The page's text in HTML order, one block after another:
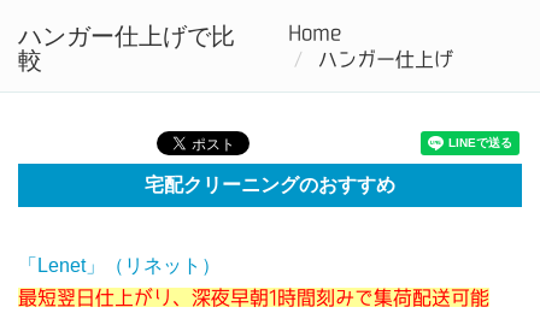
ハンガー仕上げで比
較
Home
ハンガー仕上げ
宅配クリーニングのおすすめ
「Lenet」（リネット）
最短翌日仕上がり、深夜早朝1時間刻みで集荷配送可能